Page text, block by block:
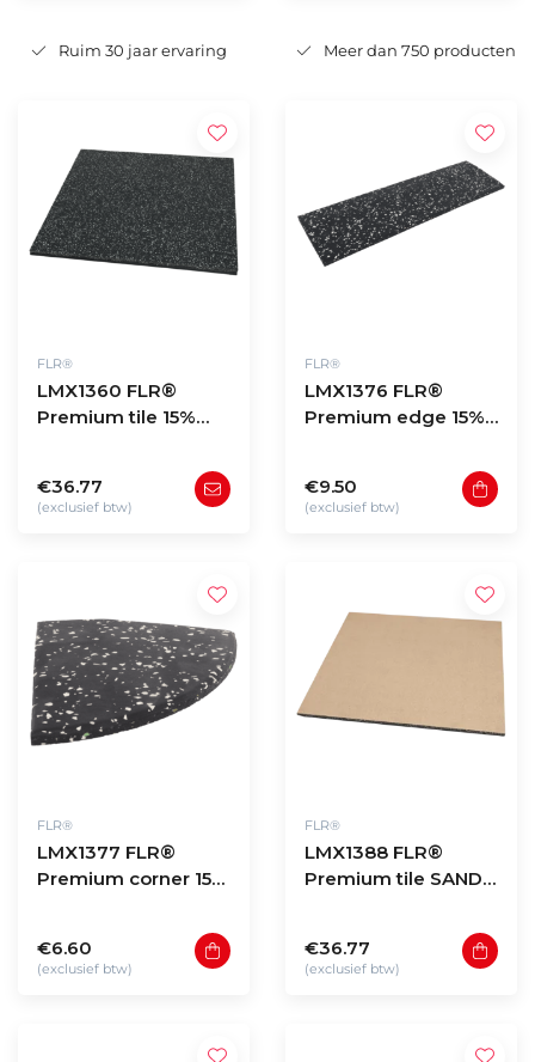
Ruim 30 jaar ervaring Meer dan 750 producten
FLR®
LMX1360 FLR®
Premium tile 15%
€36.77
(exclusief btw)
FLR®
LMX1376 FLR®
Premium edge 15%
€9.50
(exclusief btw)
FLR®
LMX1377 FLR®
Premium corner 15%
€6.60
(exclusief btw)
FLR®
LMX1388 FLR®
Premium tile SAND
€36.77
(exclusief btw)